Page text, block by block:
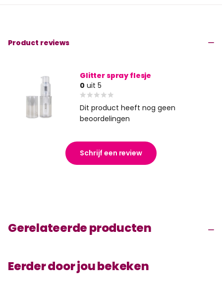
Product reviews
Glitter spray flesje
0 uit 5
Dit product heeft nog geen
beoordelingen
Schrijf een review
Gerelateerde producten
Eerder door jou bekeken